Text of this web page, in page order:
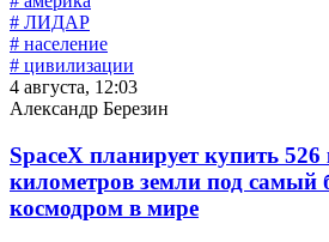
# ЛИДАР
# население
# цивилизации
4 августа, 12:03
Александр Березин
SpaceX планирует купить
километров земли под
космодром в мире